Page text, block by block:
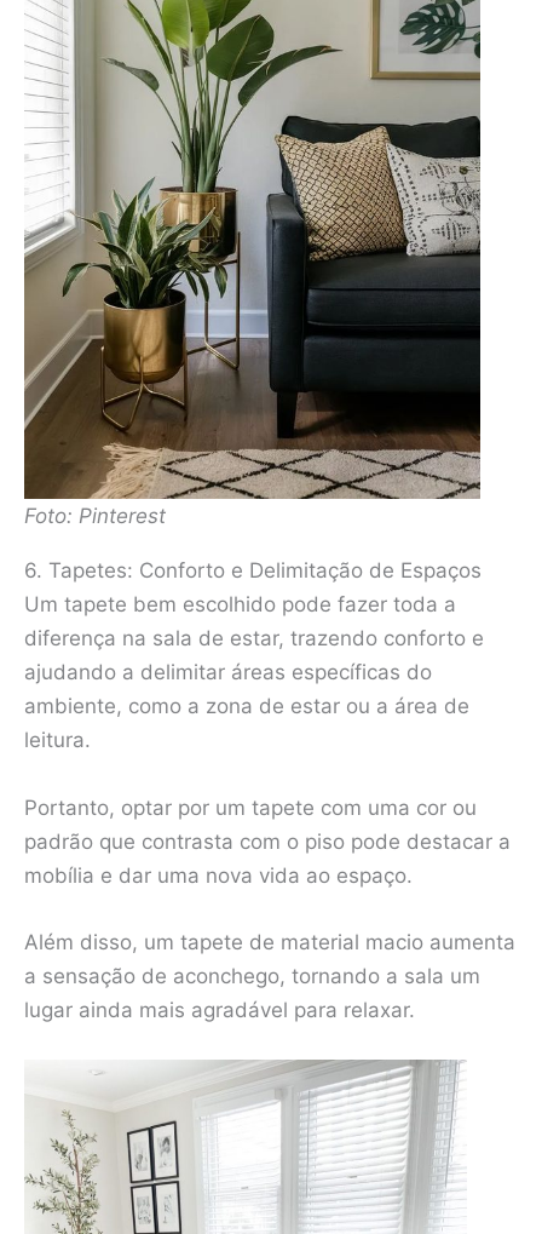
Foto: Pinterest
6. Tapetes: Conforto e Delimitação de Espaços
Um tapete bem escolhido pode fazer toda a
diferença na sala de estar, trazendo conforto e
ajudando a delimitar áreas específicas do
ambiente, como a zona de estar ou a área de
leitura.
Portanto, optar por um tapete com uma cor ou
padrão que contrasta com o piso pode destacar a
mobília e dar uma nova vida ao espaço.
Além disso, um tapete de material macio aumenta
a sensação de aconchego, tornando a sala um
lugar ainda mais agradável para relaxar.